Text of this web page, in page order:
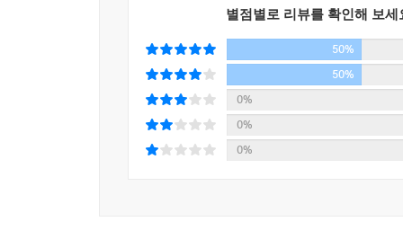
신만을 위하는 삶을 살지 않으리라고 되새긴다.
게이트로 들어오는 쪽에는 ‘ENTER TO GROW
Y KIND’라는 문구가 써 있다. ‘학교에 들어와서
의미로 해석할 수 있겠다. 두 학교의 가르침에는
의 확장만큼 이타심과 봉사 정신에도 무게를 두
으로 실천하는 것이 중요하다고 가르친다. 우수
뛸 것인지를 먼저 ‘생각’할 줄 아는 힘을 갖추자
시대에 오히려 주목받는 이타심과 공감 능력 등
각 부는 다섯 시간의 수업으로 구성돼 있다. 각 수
한 것으로 꽤 많은 이야기가 압축되어 있다. 실제
별점별로 리뷰를 확인해 보세
50%
50%
0%
0%
0%